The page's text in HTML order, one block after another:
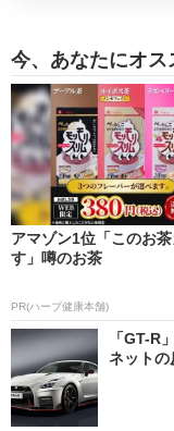
今、あなたにオス
アマゾン1位「このお
す」噂のお茶
PR(ハーブ健康本舗)
「GT-R
ネットの